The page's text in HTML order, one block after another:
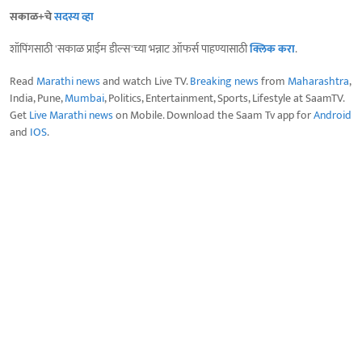
सकाळ+चेसदस्य व्हा
शॉपिंगसाठी 'सकाळ प्राईम डील्स'च्या भन्नाट ऑफर्स पाहण्यासाठीक्लिक करा.
Read Marathi newsand watch Live TV.Breaking newsfrom Maharashtra,
India, Pune,Mumbai, Politics, Entertainment, Sports, Lifestyle at SaamTV.
GetLive Marathi newson Mobile. Download the Saam Tv app forAndroid
and IOS.